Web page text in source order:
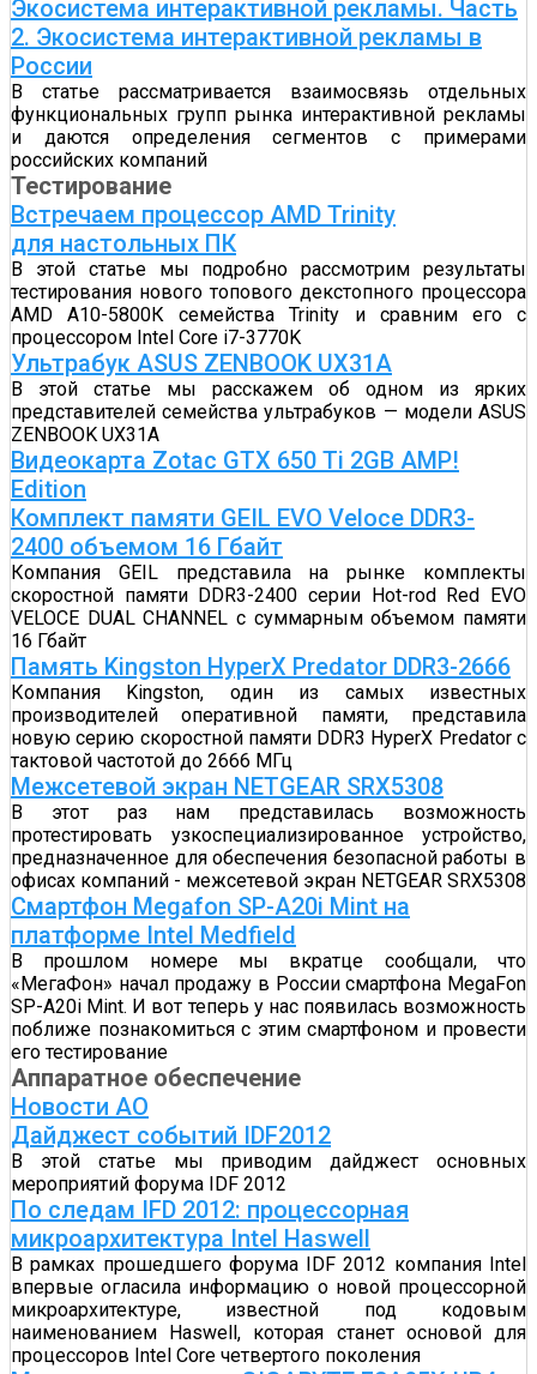
Экосистема интерактивной рекламы. Часть
2. Экосистема интерактивной рекламы в
России
В статье рассматривается взаимосвязь отдельных
функциональных групп рынка интерактивной рекламы
и даются определения сегментов с примерами
российских компаний
Тестирование
Встречаем процессор AMD Trinity
для настольных ПК
В этой статье мы подробно рассмотрим результаты
тестирования нового топового декстопного процессора
AMD A10-5800К семейства Trinity и сравним его с
процессором Intel Core i7-3770K
Ультрабук ASUS ZENBOOK UX31A
В этой статье мы расскажем об одном из ярких
представителей семейства ультрабуков — модели ASUS
ZENBOOK UX31A
Видеокарта Zotac GTX 650 Ti 2GB AMP!
Edition
Комплект памяти GEIL EVO Veloce DDR3-
2400 объемом 16 Гбайт
Компания GEIL представила на рынке комплекты
скоростной памяти DDR3-2400 серии Hot-rod Red EVO
VELOCE DUAL CHANNEL с суммарным объемом памяти
16 Гбайт
Память Kingston HyperX Predator DDR3-2666
Компания Kingston, один из самых известных
производителей оперативной памяти, представила
новую серию скоростной памяти DDR3 HyperX Predator с
тактовой частотой до 2666 МГц
Межсетевой экран NETGEAR SRX5308
В этот раз нам представилась возможность
протестировать узкоспециализированное устройство,
предназначенное для обеспечения безопасной работы в
офисах компаний - межсетевой экран NETGEAR SRX5308
Смартфон Megafon SP-A20i Mint на
платформе Intel Medfield
В прошлом номере мы вкратце сообщали, что
«МегаФон» начал продажу в России смартфона MegaFon
SP-A20i Mint. И вот теперь у нас появилась возможность
поближе познакомиться с этим смартфоном и провести
его тестирование
Аппаратное обеспечение
Новости АО
Дайджест событий IDF2012
В этой статье мы приводим дайджест основных
мероприятий форума IDF 2012
По следам IFD 2012: процессорная
микроархитектура Intel Haswell
В рамках прошедшего форума IDF 2012 компания Intel
впервые огласила информацию о новой процессорной
микроархитектуре, известной под кодовым
наименованием Haswell, которая станет основой для
процессоров Intel Core четвертого поколения